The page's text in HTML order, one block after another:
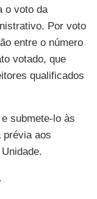
o voto da
Por voto
entre o número
votado, que
qualificados
submete-lo às
prévia aos